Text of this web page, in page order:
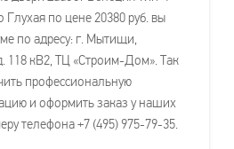
по цене 20380 руб. вы
по адресу: г. Мытищи,
118 кВ2, ТЦ «Строим-Дом». Так
профессиональную
и оформить заказ у наших
телефона +7 (495) 975-79-35.